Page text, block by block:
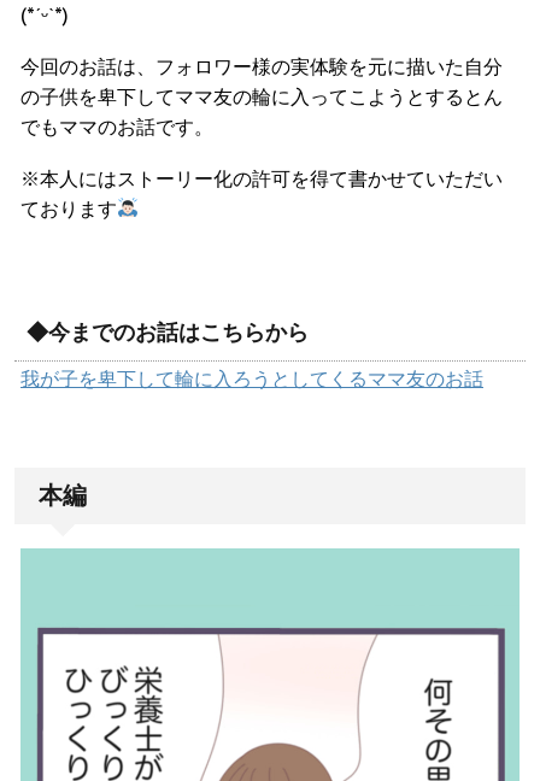
(*ˊᵕˋ*)
今回のお話は、フォロワー様の実体験を元に描いた自分
の子供を卑下してママ友の輪に入ってこようとするとん
でもママのお話です。
※本人にはストーリー化の許可を得て書かせていただい
ております
◆今までのお話はこちらから
我が子を卑下して輪に入ろうとしてくるママ友のお話
本編